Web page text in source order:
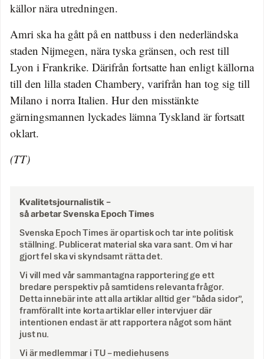
källor nära utredningen.
Amri ska ha gått på en nattbuss i den nederländska
staden Nijmegen, nära tyska gränsen, och rest till
Lyon i Frankrike. Därifrån fortsatte han enligt källorna
till den lilla staden Chambery, varifrån han tog sig till
Milano i norra Italien. Hur den misstänkte
gärningsmannen lyckades lämna Tyskland är fortsatt
oklart.
(TT)
Kvalitetsjournalistik –
så arbetar Svenska Epoch Times
Svenska Epoch Times är opartisk och tar inte politisk
ställning. Publicerat material ska vara sant. Om vi har
gjort fel ska vi skyndsamt rätta det.
Vi vill med vår sammantagna rapportering ge ett
bredare perspektiv på samtidens relevanta frågor.
Detta innebär inte att alla artiklar alltid ger ”båda sidor”,
framförallt inte korta artiklar eller intervjuer där
intentionen endast är att rapportera något som hänt
just nu.
Vi är medlemmar i TU – mediehusens